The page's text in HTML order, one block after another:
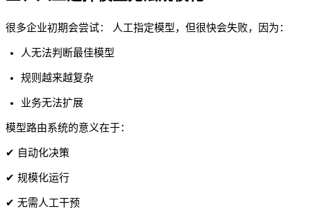
很多企业初期会尝试： 人工指定模型，但很快会失败，因为：
人无法判断最佳模型
规则越来越复杂
业务无法扩展
模型路由系统的意义在于：
✔ 自动化决策
✔ 规模化运行
✔ 无需人工干预